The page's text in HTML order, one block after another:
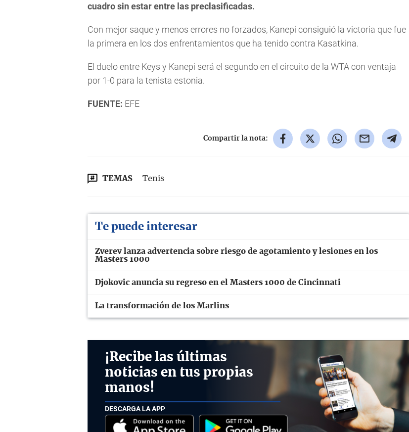
cuadro sin estar entre las preclasificadas.
Con mejor saque y menos errores no forzados, Kanepi consiguió la victoria que fue
la primera en los dos enfrentamientos que ha tenido contra Kasatkina.
El duelo entre Keys y Kanepi será el segundo en el circuito de la WTA con ventaja
por 1-0 para la tenista estonia.
FUENTE: EFE
Compartir la nota:
TEMAS Tenis
Te puede interesar
Zverev lanza advertencia sobre riesgo de agotamiento y lesiones en los
Masters 1000
Djokovic anuncia su regreso en el Masters 1000 de Cincinnati
La transformación de los Marlins
¡Recibe las últimas
noticias en tus propias
manos!
DESCARGA LA APP